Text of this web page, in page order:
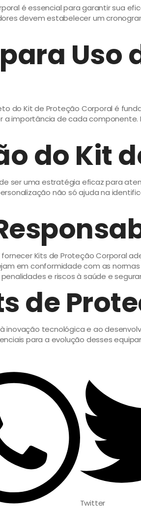
é essencial para garantir sua
devem estabelecer um
Uso
do Kit de Proteção Corporal é
importância de cada
do Kit
ser uma estratégia eficaz para
não só ajuda na
Kits de Proteção Corporal
em conformidade com as
e riscos à saúde e
de
inovação tecnológica e ao
para a evolução desses
Twitter